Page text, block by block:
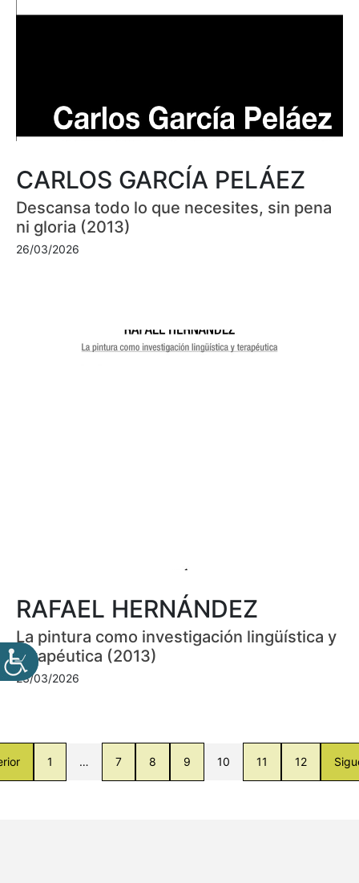
CARLOS GARCÍA PELÁEZ
Descansa todo lo que necesites, sin pena
ni gloria (2013)
26/03/2026
RAFAEL HERNÁNDEZ
La pintura como investigación lingüística y
terapéutica (2013)
23/03/2026
1 … 7 8 9 10 11 12